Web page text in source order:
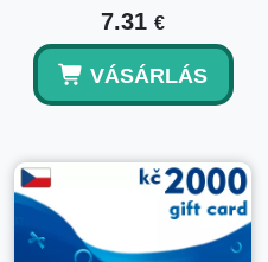
7.31 €
VÁSÁRLÁS